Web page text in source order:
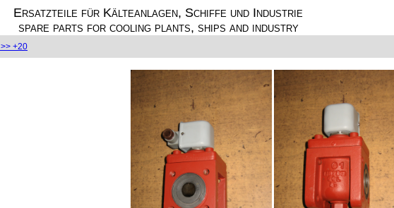
Ersatzteile für Kälteanlagen, Schiffe und Industrie
spare parts for cooling plants, ships and industry
>> +20